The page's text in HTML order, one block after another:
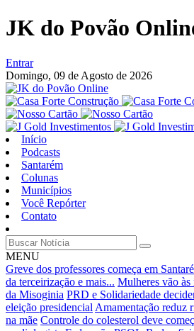
JK do Povão
Entrar
Domingo, 09 de Agosto de 2026
Início
Podcasts
Santarém
Colunas
Municípios
Você Repórter
Contato
MENU
Greve dos professores começa em
da terceirização e mais... Mulheres vão às
da Misoginia PRD e Solidariedade
eleição presidencial Amamentação reduz
na mãe Controle do colesterol deve